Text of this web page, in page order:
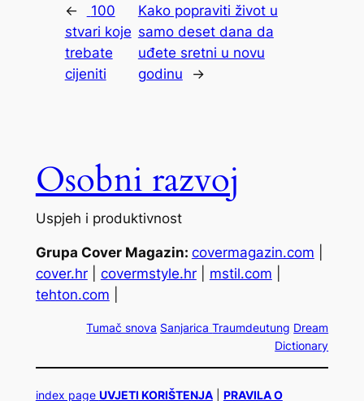
←
100
stvari koje
trebate
cijeniti
Kako popraviti život u
samo deset dana da
uđete sretni u novu
godinu
→
Osobni razvoj
Uspjeh i produktivnost
Grupa Cover Magazin: covermagazin.com
cover.hr| covermstyle.hr| mstil.com
tehton.com
Tumač snova SanjaricaTraumdeutung Dream
Dictionary
index page UVJETI KORIŠTENJA| PRAVILA O